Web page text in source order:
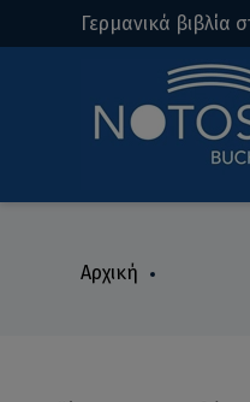
Γερμανικά
Αρχική